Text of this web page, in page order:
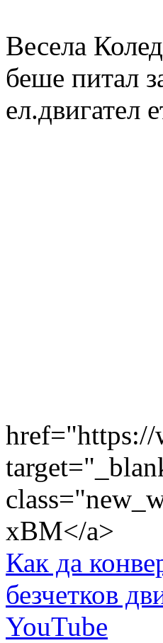
Весела
беше питал
ел.двигател
xBM</a>
Как да
безчетков
YouTube